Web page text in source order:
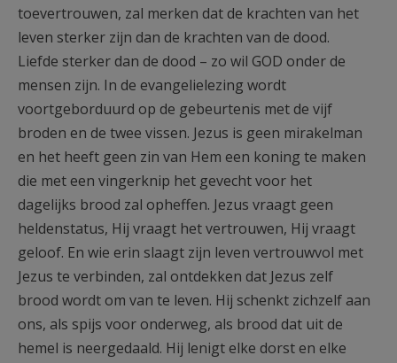
toevertrouwen, zal merken dat de krachten van het
leven sterker zijn dan de krachten van de dood.
Liefde sterker dan de dood – zo wil GOD onder de
mensen zijn. In de evangelielezing wordt
voortgeborduurd op de gebeurtenis met de vijf
broden en de twee vissen. Jezus is geen mirakelman
en het heeft geen zin van Hem een koning te maken
die met een vingerknip het gevecht voor het
dagelijks brood zal opheffen. Jezus vraagt geen
heldenstatus, Hij vraagt het vertrouwen, Hij vraagt
geloof. En wie erin slaagt zijn leven vertrouwvol met
Jezus te verbinden, zal ontdekken dat Jezus zelf
brood wordt om van te leven. Hij schenkt zichzelf aan
ons, als spijs voor onderweg, als brood dat uit de
hemel is neergedaald. Hij lenigt elke dorst en elke